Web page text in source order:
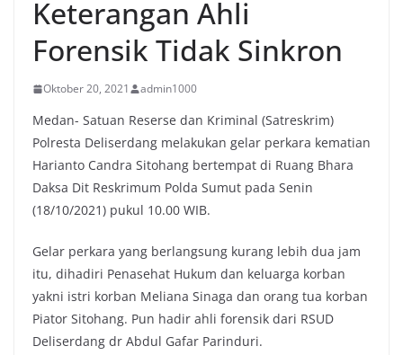
Keterangan Ahli
Forensik Tidak Sinkron
Oktober 20, 2021 admin1000
Medan- Satuan Reserse dan Kriminal (Satreskrim)
Polresta Deliserdang melakukan gelar perkara kematian
Harianto Candra Sitohang bertempat di Ruang Bhara
Daksa Dit Reskrimum Polda Sumut pada Senin
(18/10/2021) pukul 10.00 WIB.
Gelar perkara yang berlangsung kurang lebih dua jam
itu, dihadiri Penasehat Hukum dan keluarga korban
yakni istri korban Meliana Sinaga dan orang tua korban
Piator Sitohang. Pun hadir ahli forensik dari RSUD
Deliserdang dr Abdul Gafar Parinduri.